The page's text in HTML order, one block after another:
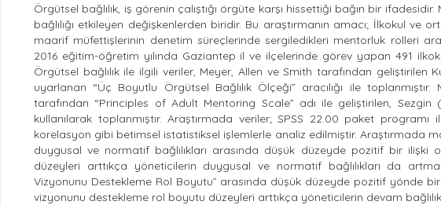
Örgütsel bağlılık, iş görenin çalıştığı örgüte karşı hissettiği bağın bir
bağlılığı etkileyen değişkenlerden biridir. Bu araştırmanın amacı; İlkokul ve
maarif müfettişlerinin denetim süreçlerinde sergiledikleri mentorluk rolleri
2016 eğitim-öğretim yılında Gaziantep il ve ilçelerinde görev yapan 491
Örgütsel bağlılık ile ilgili veriler, Meyer, Allen ve Smith tarafından geliştirilen
uyarlanan “Üç Boyutlu Örgütsel Bağlılık Ölçeği” aracılığı ile
tarafından “Principles of Adult Mentoring Scale” adı ile geliştirilen,
kullanılarak toplanmıştır. Araştırmada veriler; SPSS 22.00 paket
korelasyon gibi betimsel istatistiksel işlemlerle analiz edilmiştir. Araştırmada
duygusal ve normatif bağlılıkları arasında düşük düzeyde pozitif bir ilişki
düzeyleri arttıkça yöneticilerin duygusal ve normatif bağlılıkları da
Vizyonunu Destekleme Rol Boyutu” arasında düşük düzeyde pozitif yönde
vizyonunu destekleme rol boyutu düzeyleri arttıkça yöneticilerin devam